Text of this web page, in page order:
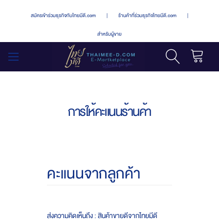
สมัครเข้าร่วมธุรกิจกับไทยมีดี.com | ร้านค้าที่ร่วมธุรกิจไทยมีดี.com |
สำหรับผู้ขาย
การให้คะแนนร้านค้า
คะแนนจากลูกค้า
ส่งความคิดเห็นถึง : สินค้าขายดีจากไทยมีดี